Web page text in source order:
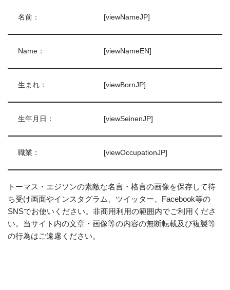
名前： [viewNameJP]
Name： [viewNameEN]
生まれ： [viewBornJP]
生年月日： [viewSeinenJP]
職業： [viewOccupationJP]
トーマス・エジソンの素敵な名言・格言の画像を保存して待
ち受け画面やインスタグラム、ツイッター、Facebook等の
SNSでお使いください。非商用利用の範囲内でご利用くださ
い。当サイト内の文章・画像等の内容の無断転載及び複製等
の行為はご遠慮ください。